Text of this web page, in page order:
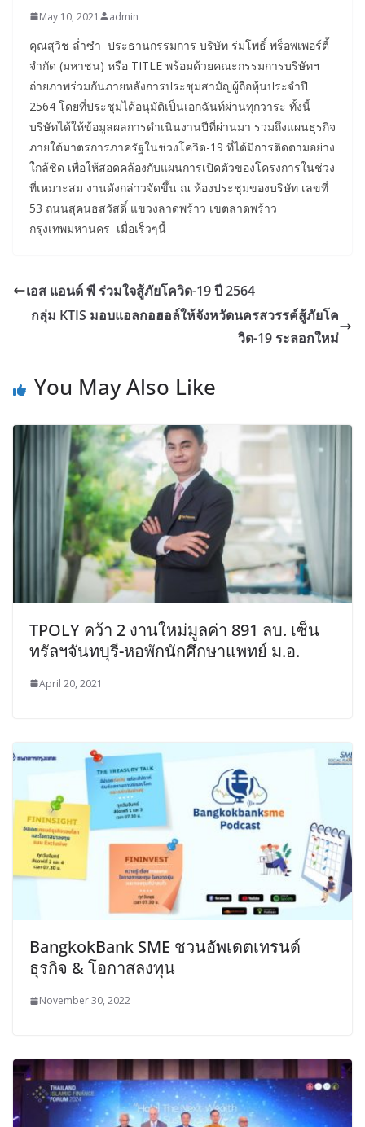
May 10, 2021 admin
คุณสุวิช ล่ำซำ ประธานกรรมการ บริษัท ร่มโพธิ์ พร็อพเพอร์ตี้
จำกัด (มหาชน) หรือ TITLE พร้อมด้วยคณะกรรมการบริษัทฯ
ถ่ายภาพร่วมกันภายหลังการประชุมสามัญผู้ถือหุ้นประจำปี
2564 โดยที่ประชุมได้อนุมัติเป็นเอกฉันท์ผ่านทุกวาระ ทั้งนี้
บริษัทได้ให้ข้อมูลผลการดำเนินงานปีที่ผ่านมา รวมถึงแผนธุรกิจ
ภายใต้มาตรการภาครัฐในช่วงโควิด-19 ที่ได้มีการติดตามอย่าง
ใกล้ชิด เพื่อให้สอดคล้องกับแผนการเปิดตัวของโครงการในช่วง
ที่เหมาะสม งานดังกล่าวจัดขึ้น ณ ห้องประชุมของบริษัท เลขที่
53 ถนนสุคนธสวัสดิ์ แขวงลาดพร้าว เขตลาดพร้าว
กรุงเทพมหานคร เมื่อเร็วๆนี้
เอส แอนด์ พี ร่วมใจสู้ภัยโควิด-19 ปี 2564
กลุ่ม KTIS มอบแอลกอฮอล์ให้จังหวัดนครสวรรค์สู้ภัยโค
วิด-19 ระลอกใหม่
You May Also Like
TPOLY คว้า 2 งานใหม่มูลค่า 891 ลบ. เซ็น
ทรัลฯจันทบุรี-หอพักนักศึกษาแพทย์ ม.อ.
April 20, 2021
BangkokBank SME ชวนอัพเดตเทรนด์
ธุรกิจ & โอกาสลงทุน
November 30, 2022